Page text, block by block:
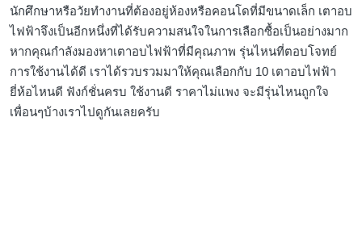
นักศึกษาหรือวัยทำงานที่ต้องอยู่ห้องหรือคอนโดที่มีขนาดเล็ก เตาอบ
ไฟฟ้าจึงเป็นอีกหนึ่งที่ได้รับความสนใจในการเลือกซื้อเป็นอย่างมาก
หากคุณกำลังมองหาเตาอบไฟฟ้าที่มีคุณภาพ รุ่นไหนที่ตอบโจทย์
การใช้งานได้ดี เราได้รวบรวมมาให้คุณเลือกกับ 10 เตาอบไฟฟ้า
ยี่ห้อไหนดี ฟังก์ชั่นครบ ใช้งานดี ราคาไม่แพง จะมีรุ่นไหนถูกใจ
เพื่อนๆบ้างเราไปดูกันเลยครับ